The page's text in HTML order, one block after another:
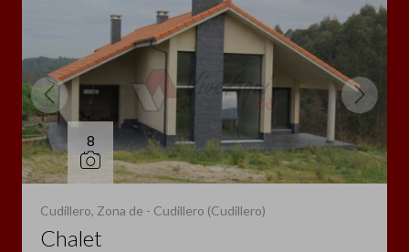
8
Cudillero, Zona de - Cudillero (Cudillero)
Chalet